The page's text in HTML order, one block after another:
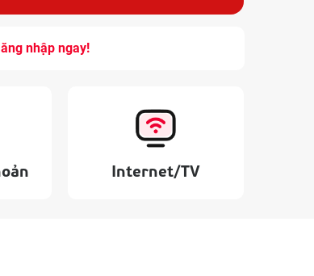
Truy cập để khám phá dịch vụ Di động, Internet,
nhập ngay!
Internet/TV